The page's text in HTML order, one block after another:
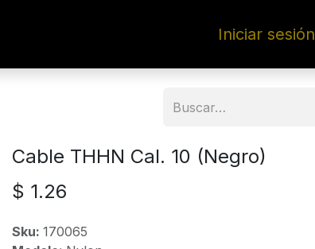
Iniciar sesión
Cable THHN Cal. 10 (Negro)
$ 1.26
Sku: 170065